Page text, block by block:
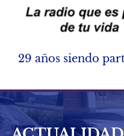
29 años siendo